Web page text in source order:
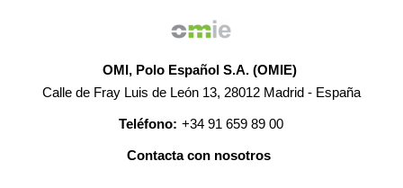
OMI, Polo Español S.A. (OMIE)
Calle de Fray Luis de León 13, 28012 Madrid - España
Teléfono: +34 91 659 89 00
Contacta con nosotros